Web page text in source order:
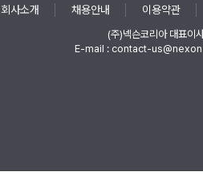
회사소개 채용안내 이용약관
(주)넥슨코리아 대표이
E-mail : contact-